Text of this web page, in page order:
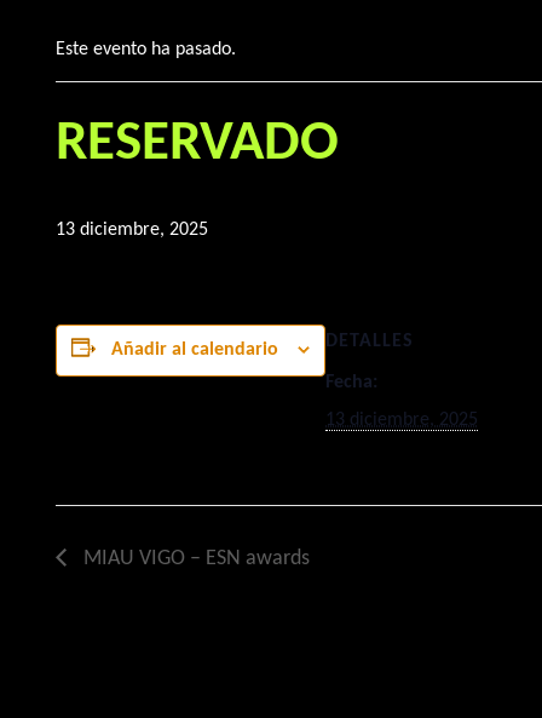
Este evento ha pasado.
RESERVADO
13 diciembre, 2025
Añadir al calendario DETALLES
Fecha:
13 diciembre, 2025
MIAU VIGO – ESN awards